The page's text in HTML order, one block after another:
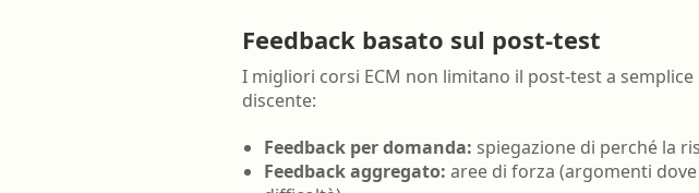
Feedback basato sul post-test
I migliori corsi ECM non limitano il post-test a
discente:
Feedback per domanda: spiegazione di perché la
Feedback aggregato: aree di forza (argomenti